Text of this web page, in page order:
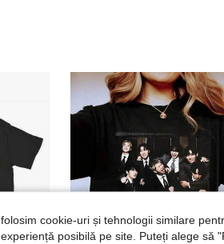
cookie-uri și tehnologii similare
posibilă pe site. Puteți alege să